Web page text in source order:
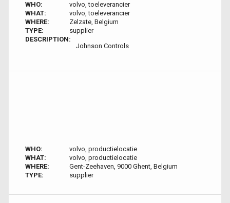
WHO:
volvo, toeleverancier
WHAT:
volvo, toeleverancier
WHERE:
Zelzate, Belgium
TYPE:
supplier
DESCRIPTION:
Johnson Controls
WHO:
volvo, productielocatie
WHAT:
volvo, productielocatie
WHERE:
Gent-Zeehaven, 9000 Ghent, Belgium
TYPE:
supplier